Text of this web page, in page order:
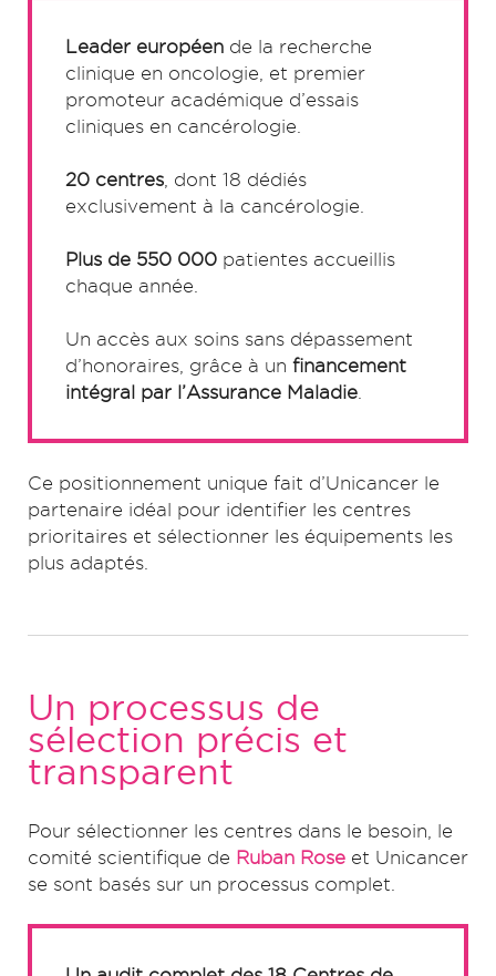
Leader européen de la recherche
clinique en oncologie, et premier
promoteur académique d’essais
cliniques en cancérologie.
20 centres , dont 18 dédiés
exclusivement à la cancérologie.
Plus de 550 000 patientes accueillis
chaque année.
Un accès aux soins sans dépassement
d’honoraires, grâce à un financement
intégral par l’Assurance Maladie
Ce positionnement unique fait d’Unicancer le
partenaire idéal pour identifier les centres
prioritaires et sélectionner les équipements les
plus adaptés.
Un processus de
sélection précis et
transparent
Pour sélectionner les centres dans le besoin, le
comité scientifique de Ruban Rose et Unicancer
se sont basés sur un processus complet.